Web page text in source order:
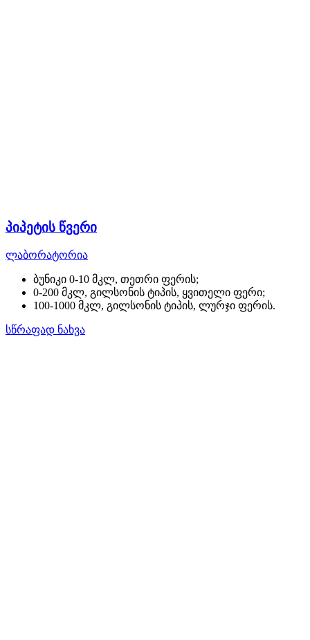
პიპეტის წვერი
ლაბორატორია
ბუნიკი 0-10 მკლ, თეთრი ფერის;
0-200 მკლ, გილსონის ტიპის, ყვითელი ფერი;
100-1000 მკლ, გილსონის ტიპის, ლურჯი ფერის.
სწრაფად ნახვა